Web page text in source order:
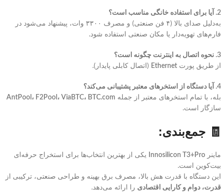
2. آیا برای استفاده خانگی مناسب است؟
به‌دلیل صدای بالا (۴ فن صنعتی) و مصرف ۳۳۰۰ وات، پیشنهاد می‌شود در
فارم‌های تهویه‌دار یا مکان صنعتی استفاده شود.
3. نحوه اتصال به اینترنت چگونه است؟
از طریق پورت Ethernet (اتصال کابلی پایدار).
4. آیا دستگاه از استخرهای معتبر پشتیبانی می‌کند؟
بله، با تمام استخرهای معتبر از جمله AntPool، F2Pool، ViaBTC، BTC.com
سازگار است.
🧾 جمع‌بندی:
ماینر Innosilicon T3+Pro
یکی از بهترین انتخاب‌ها برای استخراج حرفه‌ای
بیت‌کوین است.
این دستگاه با قدرت هش بالا، مصرف برق بهینه و طراحی صنعتی، ترکیبی از
قدرت، دوام و کارایی اقتصادی را ارائه می‌دهد.